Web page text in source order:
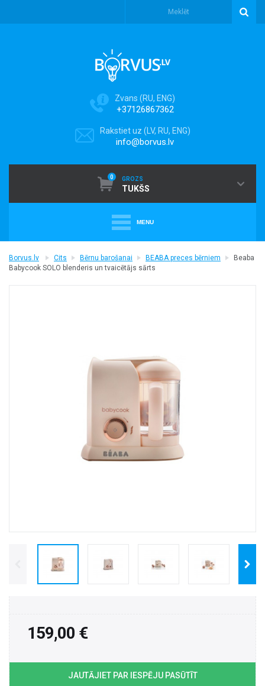
Zvans (RU, ENG)
+37126867362
Rakstiet uz (LV, RU, ENG)
info@borvus.lv
0 GROZS
TUKŠS
MENU
+
PUTEKĻU SŪCĒJI
MASAŽIERI UN SILDĪTĀJI
Borvus.lv Cits Bērnu barošanai BEABA preces bērniem
Beaba
Babycook SOLO blenderis un tvaicētājs sārts
159,00 €
JAUTĀJIET PAR IESPĒJU PASŪTĪT